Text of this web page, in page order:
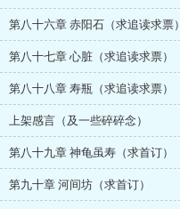
第八十六章 赤阳石（求追读求票）
第八十七章 心脏（求追读求票）
第八十八章 寿瓶（求追读求票）
上架感言（及一些碎碎念）
第八十九章 神龟虽寿（求首订）
第九十章 河间坊（求首订）